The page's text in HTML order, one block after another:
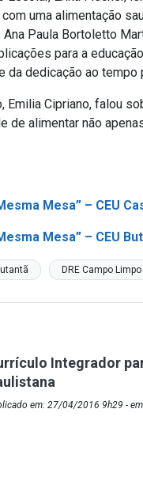
uma alimentação
Paula Bortoletto
para a
da dedicação ao tempo
Emilia Cipriano, falou
de alimentar não
Mesa” – CEU
Mesa” – CEU
DRE Campo Limpo
Integrador
em: 27/04/2016 9h29 -